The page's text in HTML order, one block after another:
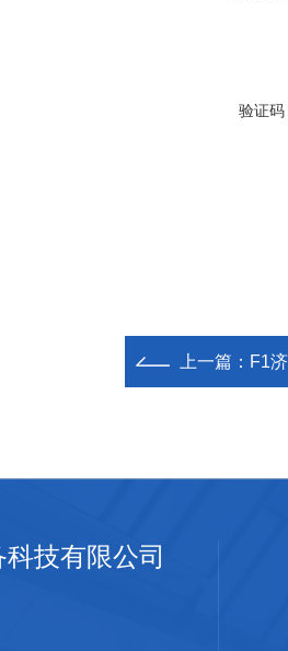
验证码
上一篇： F1
技有限公司